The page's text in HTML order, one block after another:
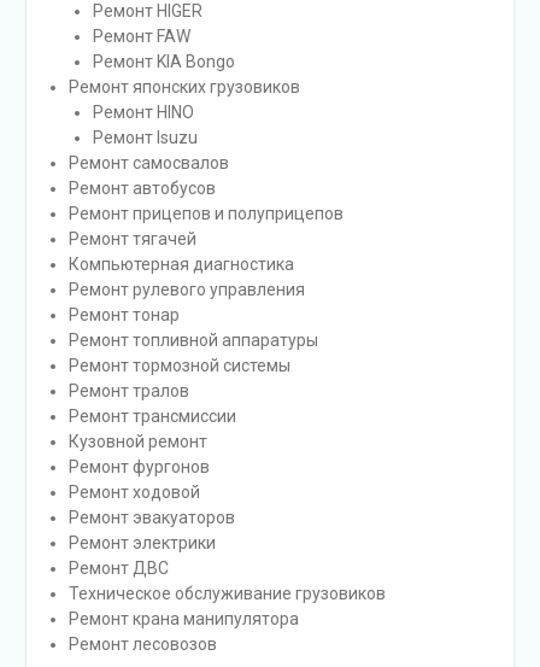
Ремонт HIGER
Ремонт FAW
Ремонт KIA Bongo
Ремонт японских грузовиков
Ремонт HINO
Ремонт Isuzu
Ремонт самосвалов
Ремонт автобусов
Ремонт прицепов и полуприцепов
Ремонт тягачей
Компьютерная диагностика
Ремонт рулевого управления
Ремонт тонар
Ремонт топливной аппаратуры
Ремонт тормозной системы
Ремонт тралов
Ремонт трансмиссии
Кузовной ремонт
Ремонт фургонов
Ремонт ходовой
Ремонт эвакуаторов
Ремонт электрики
Ремонт ДВС
Техническое обслуживание грузовиков
Ремонт крана манипулятора
Ремонт лесовозов